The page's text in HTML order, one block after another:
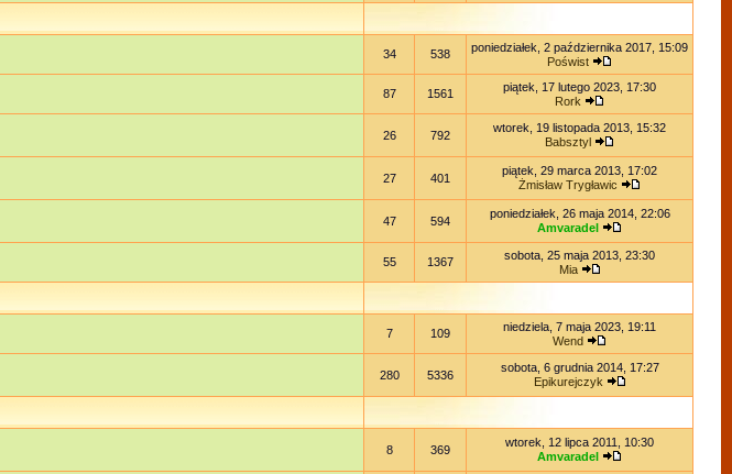
34 538
poniedziałek, 2 października 2017, 15:09
Poświst
87 1561
piątek, 17 lutego 2023, 17:30
Rork
26 792
wtorek, 19 listopada 2013, 15:32
Babsztyl
27 401
piątek, 29 marca 2013, 17:02
Żmisław Trygławic
47 594
poniedziałek, 26 maja 2014, 22:06
Amvaradel
55 1367
sobota, 25 maja 2013, 23:30
Mia
7 109
niedziela, 7 maja 2023, 19:11
Wend
280 5336
sobota, 6 grudnia 2014, 17:27
Epikurejczyk
8 369
wtorek, 12 lipca 2011, 10:30
Amvaradel